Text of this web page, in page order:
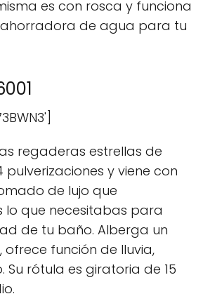
es con rosca y funciona
de agua para tu
regaderas estrellas de
pulverizaciones y viene con
de lujo que
lo que necesitabas para
de tu baño. Alberga un
función de lluvia,
Su rótula es giratoria de 15